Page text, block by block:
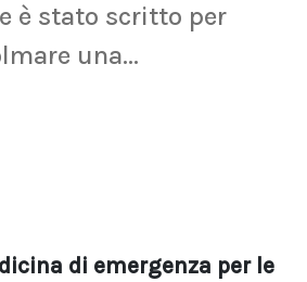
è stato scritto per
una...
di emergenza per le